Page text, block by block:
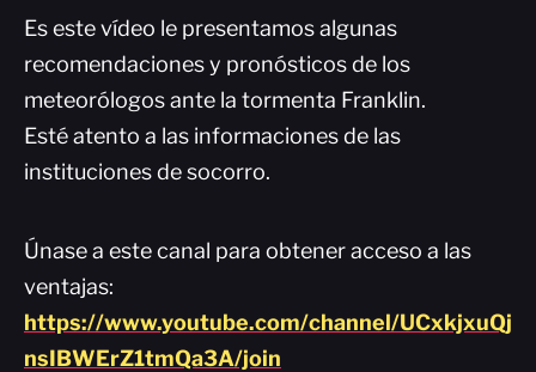
Es este vídeo le presentamos algunas
recomendaciones y pronósticos de los
meteorólogos ante la tormenta Franklin.
Esté atento a las informaciones de las
instituciones de socorro.
Únase a este canal para obtener acceso a las
ventajas:
https://www.youtube.com/channel/UCxkjxuQj
nsIBWErZ1tmQa3A/join